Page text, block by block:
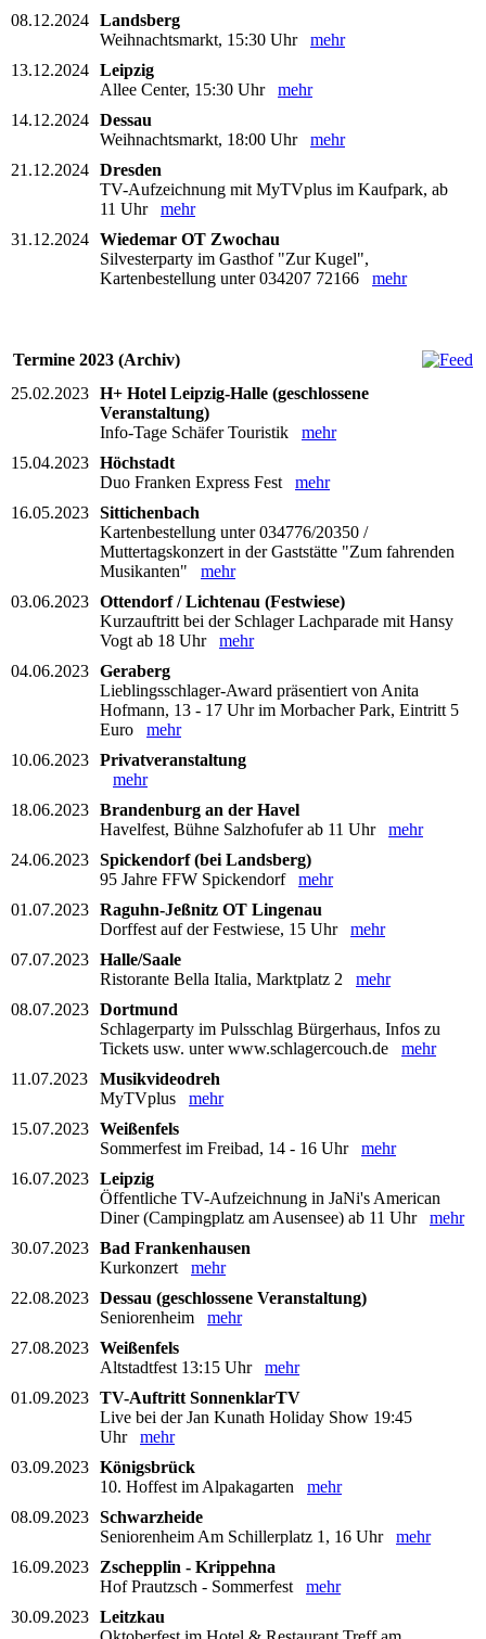
08.12.2024 Landsberg
Weihnachtsmarkt, 15:30 Uhr mehr
13.12.2024 Leipzig
Allee Center, 15:30 Uhr mehr
14.12.2024 Dessau
Weihnachtsmarkt, 18:00 Uhr mehr
21.12.2024 Dresden
TV-Aufzeichnung mit MyTVplus im Kaufpark, ab
11 Uhr mehr
31.12.2024 Wiedemar OT Zwochau
Silvesterparty im Gasthof "Zur Kugel",
Kartenbestellung unter 034207 72166 mehr
Termine 2023 (Archiv)
25.02.2023 H+ Hotel Leipzig-Halle (geschlossene
Veranstaltung)
Info-Tage Schäfer Touristik mehr
15.04.2023 Höchstadt
Duo Franken Express Fest mehr
16.05.2023 Sittichenbach
Kartenbestellung unter 034776/20350 /
Muttertagskonzert in der Gaststätte "Zum fahrenden
Musikanten" mehr
03.06.2023 Ottendorf / Lichtenau (Festwiese)
Kurzauftritt bei der Schlager Lachparade mit Hansy
Vogt ab 18 Uhr mehr
04.06.2023 Geraberg
Lieblingsschlager-Award präsentiert von Anita
Hofmann, 13 - 17 Uhr im Morbacher Park, Eintritt 5
Euro mehr
10.06.2023 Privatveranstaltung
mehr
18.06.2023 Brandenburg an der Havel
Havelfest, Bühne Salzhofufer ab 11 Uhr mehr
24.06.2023 Spickendorf (bei Landsberg)
95 Jahre FFW Spickendorf mehr
01.07.2023 Raguhn-Jeßnitz OT Lingenau
Dorffest auf der Festwiese, 15 Uhr mehr
07.07.2023 Halle/Saale
Ristorante Bella Italia, Marktplatz 2 mehr
08.07.2023 Dortmund
Schlagerparty im Pulsschlag Bürgerhaus, Infos zu
Tickets usw. unter www.schlagercouch.de mehr
11.07.2023
Musikvideodreh
MyTVplus mehr
15.07.2023 Weißenfels
Sommerfest im Freibad, 14 - 16 Uhr mehr
16.07.2023 Leipzig
Öffentliche TV-Aufzeichnung in JaNi's American
Diner (Campingplatz am Ausensee) ab 11 Uhr mehr
30.07.2023 Bad Frankenhausen
Kurkonzert mehr
22.08.2023 Dessau (geschlossene Veranstaltung)
Seniorenheim mehr
27.08.2023 Weißenfels
Altstadtfest 13:15 Uhr mehr
01.09.2023 TV-Auftritt SonnenklarTV
Live bei der Jan Kunath Holiday Show 19:45
Uhr mehr
03.09.2023 Königsbrück
10. Hoffest im Alpakagarten mehr
08.09.2023 Schwarzheide
Seniorenheim Am Schillerplatz 1, 16 Uhr mehr
16.09.2023
Zschepplin - Krippehna
Hof Prautzsch - Sommerfest mehr
30.09.2023 Leitzkau